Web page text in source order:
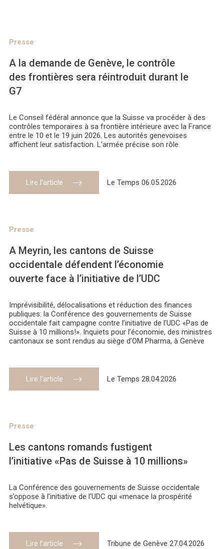
Presse
A la demande de Genève, le contrôle
des frontières sera réintroduit durant le
G7
Le Conseil fédéral annonce que la Suisse va procéder à des
contrôles temporaires à sa frontière intérieure avec la France
entre le 10 et le 19 juin 2026. Les autorités genevoises
affichent leur satisfaction. L’armée précise son rôle
Lire l’article Le Temps 06.05.2026
Presse
A Meyrin, les cantons de Suisse
occidentale défendent l’économie
ouverte face à l’initiative de l’UDC
Imprévisibilité, délocalisations et réduction des finances
publiques: la Conférence des gouvernements de Suisse
occidentale fait campagne contre l’initiative de l’UDC «Pas de
Suisse à 10 millions!». Inquiets pour l’économie, des ministres
cantonaux se sont rendus au siège d’OM Pharma, à Genève
Lire l’article Le Temps 28.04.2026
Presse
Les cantons romands fustigent
l’initiative «Pas de Suisse à 10 millions»
La Conférence des gouvernements de Suisse occidentale
s’oppose à l’initiative de l’UDC qui «menace la prospérité
helvétique».
Lire l’article Tribune de Genève 27.04.2026